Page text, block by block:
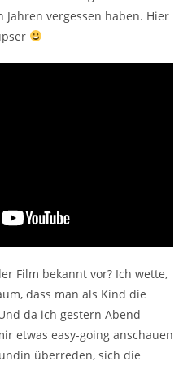
vergessen haben. Hier
Film bekannt vor? Ich wette,
dass man als Kind die
da ich gestern Abend
etwas easy-going anschauen
überreden, sich die